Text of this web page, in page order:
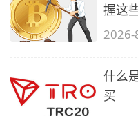
握这
2026-
什么
买